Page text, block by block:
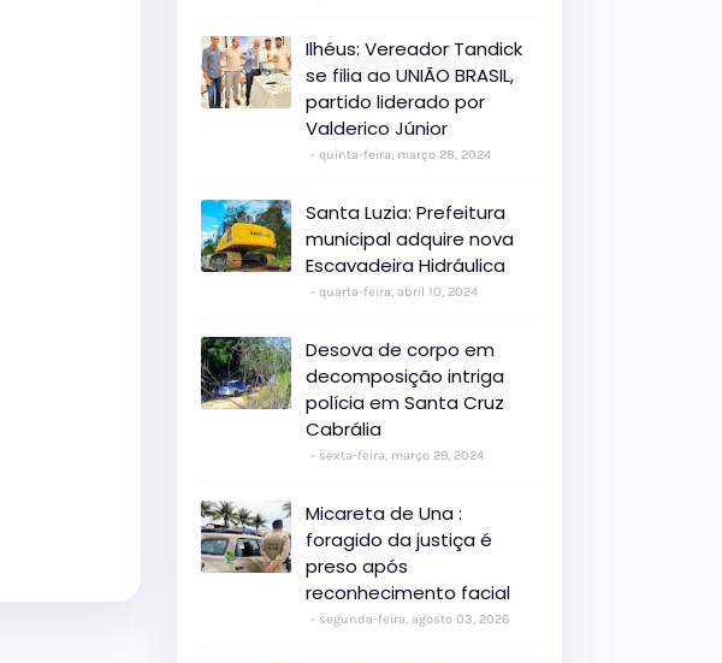
Ilhéus: Vereador Tandick
se filia ao UNIÃO BRASIL,
partido liderado por
Valderico Júnior
quinta-feira, março 28, 2024
Santa Luzia: Prefeitura
municipal adquire nova
Escavadeira Hidráulica
quarta-feira, abril 10, 2024
Desova de corpo em
decomposição intriga
polícia em Santa Cruz
Cabrália
sexta-feira, março 29, 2024
Micareta de Una :
foragido da justiça é
preso após
reconhecimento facial
segunda-feira, agosto 03, 2026